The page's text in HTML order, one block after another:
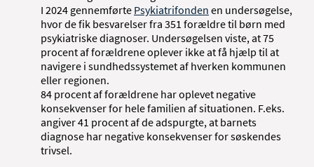
I 2024 gennemførte Psykiatrifonden en undersøgelse,
hvor de fik besvarelser fra 351 forældre til børn med
psykiatriske diagnoser. Undersøgelsen viste, at 75
procent af forældrene oplever ikke at få hjælp til at
navigere i sundhedssystemet af hverken kommunen
eller regionen.
84 procent af forældrene har oplevet negative
konsekvenser for hele familien af situationen. F.eks.
angiver 41 procent af de adspurgte, at barnets
diagnose har negative konsekvenser for søskendes
trivsel.